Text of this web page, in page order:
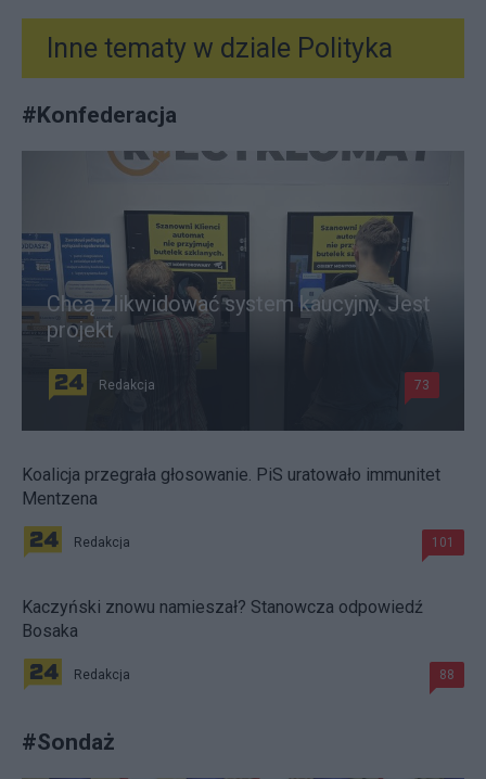
Inne tematy w dziale Polityka
#Konfederacja
Chcą zlikwidować system kaucyjny. Jest
projekt
Redakcja 73
Koalicja przegrała głosowanie. PiS uratowało immunitet
Mentzena
Redakcja 101
Kaczyński znowu namieszał? Stanowcza odpowiedź
Bosaka
Redakcja 88
#Sondaż